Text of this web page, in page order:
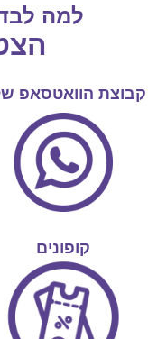
למה
קבוצת הוואטסאפ
קופונים